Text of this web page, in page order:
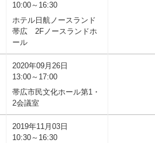
10:00～16:30
ホテル日航ノースランド
帯広 2Fノースランドホ
ール
2020年09月26日
13:00～17:00
帯広市民文化ホール第1・
2会議室
2019年11月03日
10:30～16:30